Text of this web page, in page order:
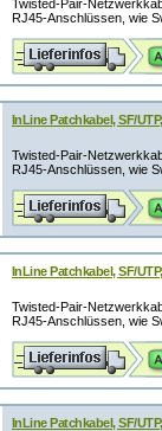
Twisted-Pair-
RJ45-Anschlüssen, wie
InLine Patchkabel, SF/
Twisted-Pair-
RJ45-Anschlüssen, wie
InLine Patchkabel, SF/
Twisted-Pair-
RJ45-Anschlüssen, wie
InLine Patchkabel, SF/